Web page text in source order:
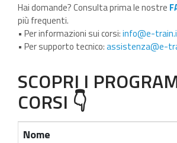
Hai domande? Consulta prima le nostre
più frequenti.
• Per informazioni sui corsi:info@e-
• Per supporto tecnico:assistenza@e-
SCOPRI I
CORSI 👇
Nome